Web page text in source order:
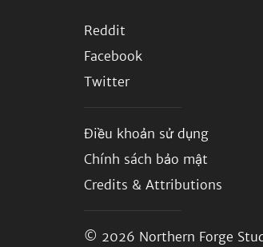
Reddit
Facebook
Twitter
Điều khoản sử dụng
Chính sách bảo mật
Credits & Attributions
© 2026 Northern Forge